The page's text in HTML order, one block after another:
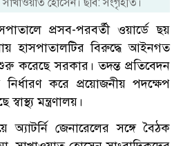
প্রসব-পরবর্তী ওয়ার্ডে ছয়
হাসপাতালটির বিরুদ্ধে আইনগত
শুরু করেছে সরকার। তদন্ত প্রতিবেদন
করে প্রয়োজনীয় পদক্ষেপ
মন্ত্রণালয়।
অ্যাটর্নি জেনারেলের সঙ্গে বৈঠক